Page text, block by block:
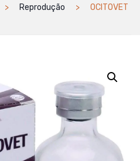
Reprodução
OCITOVET